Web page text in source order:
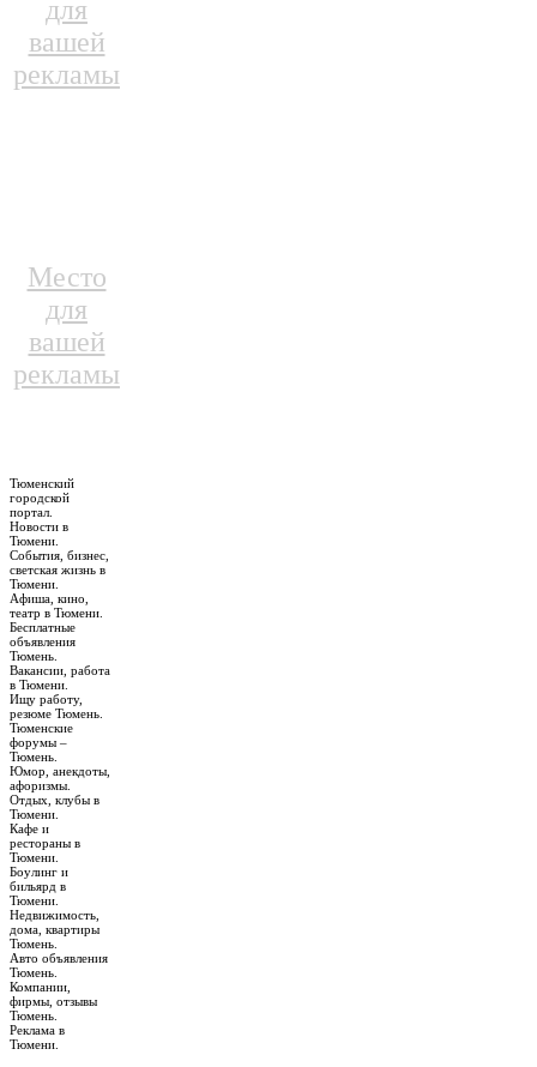
для
вашей
рекламы
Место
для
вашей
рекламы
Тюменский
городской
портал.
Новости в
Тюмени.
События, бизнес,
светская жизнь в
Тюмени.
Афиша, кино,
театр в Тюмени.
Бесплатные
объявления
Тюмень.
Вакансии, работа
в Тюмени.
Ищу работу,
резюме Тюмень.
Тюменские
форумы –
Тюмень.
Юмор, анекдоты,
афоризмы.
Отдых, клубы в
Тюмени.
Кафе и
рестораны в
Тюмени.
Боулинг и
бильярд в
Тюмени.
Недвижимость,
дома, квартиры
Тюмень.
Авто объявления
Тюмень.
Компании,
фирмы, отзывы
Тюмень.
Реклама в
Тюмени.